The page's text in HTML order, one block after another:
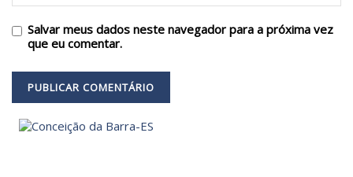
Salvar meus dados neste navegador para a próxima vez
que eu comentar.